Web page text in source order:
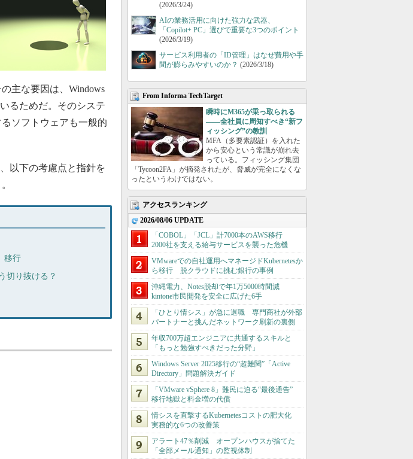
主な要因は、Windows
るためだ。そのシステ
ソフトウェアも一般的
以下の考慮点と指針を
移行
切り抜ける？
(2026/3/24)
AIの業務活用に向けた強力な武器、
「Copilot+ PC」選びで重要な3つのポイント
(2026/3/19)
サービス利用者の「ID管理」はなぜ費用や手
間が膨らみやすいのか？ (2026/3/18)
From Informa TechTarget
瞬時にM365が乗っ取られる
――全社員に周知すべき“新フ
ィッシング”の教訓
MFA（多要素認証）を入れた
から安心という常識が崩れ去
っている。フィッシング集団
「Tycoon2FA」が摘発されたが、脅威が完全になくな
ったというわけではない。
アクセスランキング
2026/08/06 UPDATE
「COBOL」「JCL」計7000本のAWS移行
2000社を支える給与サービスを襲った危機
VMwareでの自社運用へマネージドKubernetesか
ら移行 脱クラウドに挑む銀行の事例
沖縄電力、Notes脱却で年1万5000時間減
kintone市民開発を安全に広げた6手
「ひとり情シス」が急に退職 専門商社が外部
パートナーと挑んだネットワーク刷新の裏側
年収700万超エンジニアに共通するスキルと
「もっと勉強すべきだった分野」
Windows Server 2025移行の“超難関”「Active
Directory」問題解決ガイド
「VMware vSphere 8」難民に迫る“最後通告”
移行地獄と料金増の代償
情シスを直撃するKubernetesコストの肥大化
実務的な6つの改善策
アラート47％削減 オープンハウスが捨てた
「全部メール通知」の監視体制